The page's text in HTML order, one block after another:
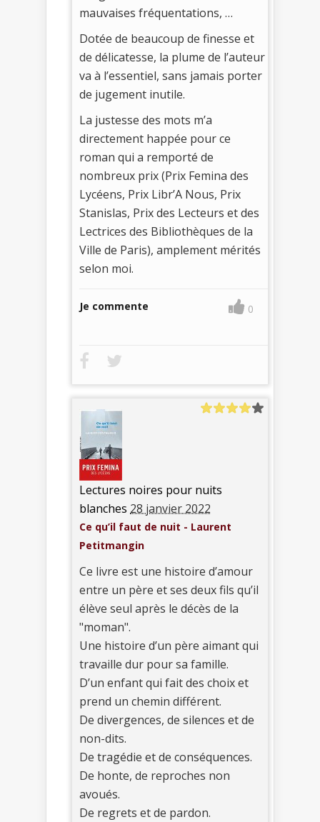
mauvaises fréquentations, …
Dotée de beaucoup de finesse et
de délicatesse, la plume de l’auteur
va à l’essentiel, sans jamais porter
de jugement inutile.
La justesse des mots m’a
directement happée pour ce
roman qui a remporté de
nombreux prix (Prix Femina des
Lycéens, Prix Libr’A Nous, Prix
Stanislas, Prix des Lecteurs et des
Lectrices des Bibliothèques de la
Ville de Paris), amplement mérités
selon moi.
Je commente 0
Lectures noires pour nuits
blanches 28 janvier 2022
Ce qu’il faut de nuit - Laurent
Petitmangin
Ce livre est une histoire d’amour
entre un père et ses deux fils qu’il
élève seul après le décès de la
"moman".
Une histoire d’un père aimant qui
travaille dur pour sa famille.
D’un enfant qui fait des choix et
prend un chemin différent.
De divergences, de silences et de
non-dits.
De tragédie et de conséquences.
De honte, de reproches non
avoués.
De regrets et de pardon.